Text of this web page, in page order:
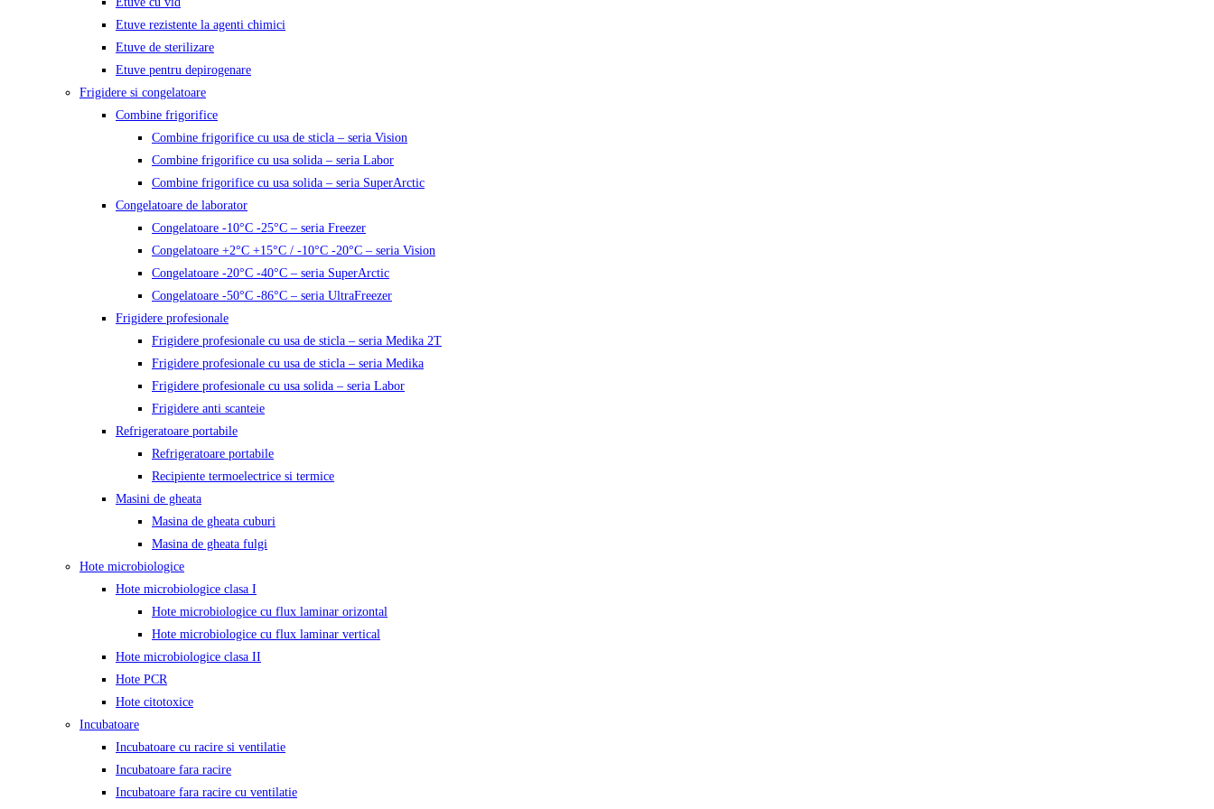
Etuve rezistente la agenti chimici
Etuve de sterilizare
Etuve pentru depirogenare
Frigidere si congelatoare
Combine frigorifice
Combine frigorifice cu usa de sticla – seria Vision
Combine frigorifice cu usa solida – seria Labor
Combine frigorifice cu usa solida – seria SuperArctic
Congelatoare de laborator
Congelatoare -10°C -25°C – seria Freezer
Congelatoare +2°C +15°C / -10°C -20°C – seria Vision
Congelatoare -20°C -40°C – seria SuperArctic
Congelatoare -50°C -86°C – seria UltraFreezer
Frigidere profesionale
Frigidere profesionale cu usa de sticla – seria Medika 2T
Frigidere profesionale cu usa de sticla – seria Medika
Frigidere profesionale cu usa solida – seria Labor
Frigidere anti scanteie
Refrigeratoare portabile
Refrigeratoare portabile
Recipiente termoelectrice si termice
Masini de gheata
Masina de gheata cuburi
Masina de gheata fulgi
Hote microbiologice
Hote microbiologice clasa I
Hote microbiologice cu flux laminar orizontal
Hote microbiologice cu flux laminar vertical
Hote microbiologice clasa II
Hote PCR
Hote citotoxice
Incubatoare
Incubatoare cu racire si ventilatie
Incubatoare fara racire
Incubatoare fara racire cu ventilatie